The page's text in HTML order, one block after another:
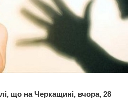
що на Черкащині, вчора, 28